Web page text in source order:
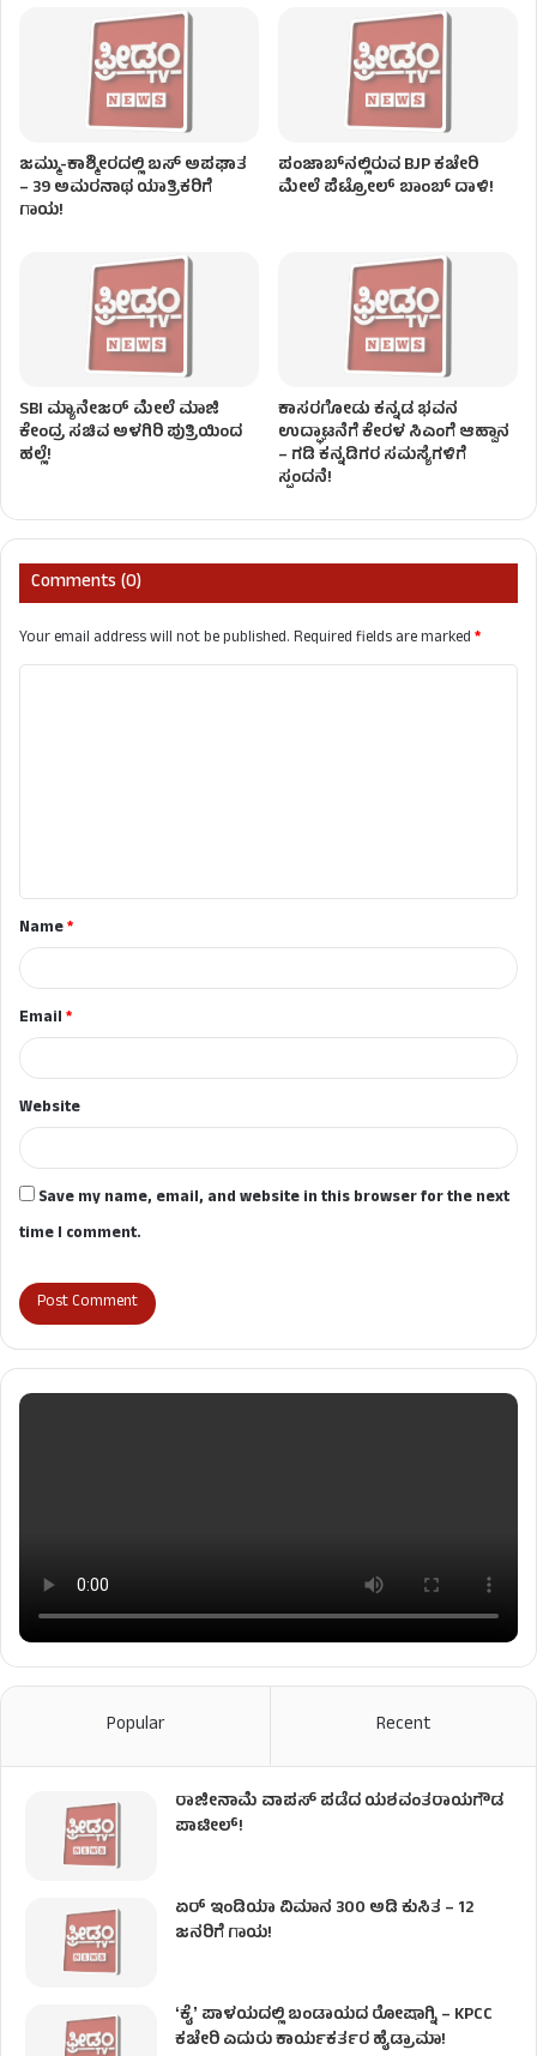
ಜಮ್ಮು-ಕಾಶ್ಮೀರದಲ್ಲಿ ಬಸ್ ಅಪಘಾತ
– 39 ಅಮರನಾಥ ಯಾತ್ರಿಕರಿಗೆ
ಗಾಯ!
ಪಂಜಾಬ್‌ನಲ್ಲಿರುವ BJP ಕಚೇರಿ
ಮೇಲೆ ಪೆಟ್ರೋಲ್ ಬಾಂಬ್ ದಾಳಿ!
SBI ಮ್ಯಾನೇಜರ್‌ ಮೇಲೆ ಮಾಜಿ
ಕೇಂದ್ರ ಸಚಿವ ಅಳಗಿರಿ ಪುತ್ರಿಯಿಂದ
ಹಲ್ಲೆ!
ಕಾಸರಗೋಡು ಕನ್ನಡ ಭವನ
ಉದ್ಘಾಟನೆಗೆ ಕೇರಳ ಸಿಎಂಗೆ ಆಹ್ವಾನ
– ಗಡಿ ಕನ್ನಡಿಗರ ಸಮಸ್ಯೆಗಳಿಗೆ
ಸ್ಪಂದನೆ!
Comments (0)
Your email address will not be published.Required fields are marked*
t
*Name*
Email*
Website
Save my name, email, and website in this browser for the next
time I comment.
Popular Recent
ರಾಜೀನಾಮೆ ವಾಪಸ್ ಪಡೆದ ಯಶವಂತರಾಯಗೌಡ
ಪಾಟೀಲ್‌!
ಏರ್ ಇಂಡಿಯಾ ವಿಮಾನ 300 ಅಡಿ ಕುಸಿತ – 12
ಜನರಿಗೆ ಗಾಯ!
ʻಕೈʼ​ ಪಾಳಯದಲ್ಲಿ ಬಂಡಾಯದ ರೋಷಾಗ್ನಿ – KPCC
ಕಚೇರಿ ಎದುರು ಕಾರ್ಯಕರ್ತರ ಹೈಡ್ರಾಮಾ!